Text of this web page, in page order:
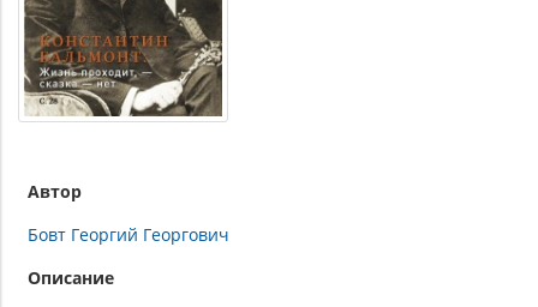
Автор
Бовт Георгий Георгович
Описание